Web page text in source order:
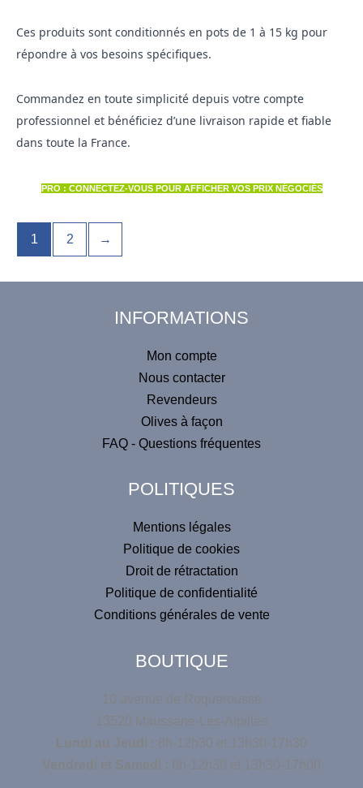
Ces produits sont conditionnés en pots de 1 à 15 kg pour
répondre à vos besoins spécifiques.
Commandez en toute simplicité depuis votre compte
professionnel et bénéficiez d’une livraison rapide et fiable
dans toute la France.
PRO : CONNECTEZ-VOUS POUR AFFICHER VOS PRIX NÉGOCIÉS
1 2 →
INFORMATIONS
Mon compte
Nous contacter
Revendeurs
Olives à façon
FAQ - Questions fréquentes
POLITIQUES
Mentions légales
Politique de cookies
Droit de rétractation
Politique de confidentialité
Conditions générales de vente
BOUTIQUE
10 avenue de Roquerousse
13520 Maussane-Les-Alpilles
Lundi au Jeudi : 8h-12h30 et 13h30-17h30
Vendredi et Samedi : 8h-12h30 et 13h30-17h00